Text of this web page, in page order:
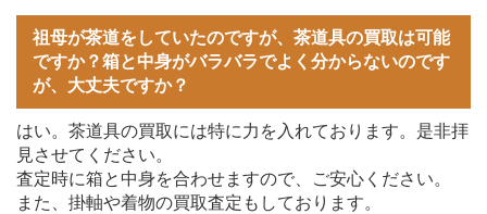
祖母が茶道をしていたのですが、茶道具の買取は可能
ですか？箱と中身がバラバラでよく分からないのです
が、大丈夫ですか？
はい。茶道具の買取には特に力を入れております。是非拝
見させてください。
査定時に箱と中身を合わせますので、ご安心ください。
また、掛軸や着物の買取査定もしております。